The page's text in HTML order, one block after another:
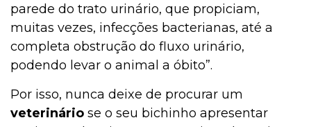
parede do trato urinário, que propiciam,
muitas vezes, infecções bacterianas, até a
completa obstrução do fluxo urinário,
podendo levar o animal a óbito”.
Por isso, nunca deixe de procurar um
veterinário se o seu bichinho apresentar